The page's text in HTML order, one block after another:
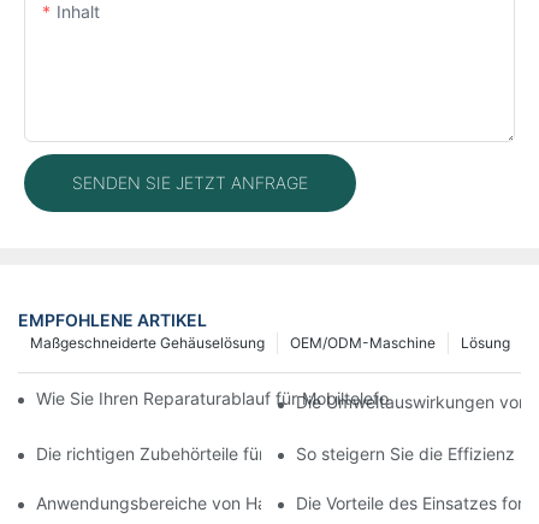
Inhalt
SENDEN SIE JETZT ANFRAGE
EMPFOHLENE ARTIKEL
Lösung
OEM/ODM-Maschine
Maßgeschneiderte Gehäuselösung
Wie Sie Ihren Reparaturablauf für Mobiltelefone mit moderner
Die Umweltauswirkungen von
Die richtigen Zubehörteile für Ihr Handy-So steigern Sie die Effizienz
Anwendungsbereiche von Handy-Reparaturmaschinen bei
Die Vorteile des Einsatzes